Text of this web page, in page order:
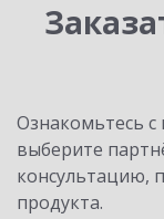
Ознакомьтесь
выберите
консультацию,
продукта.